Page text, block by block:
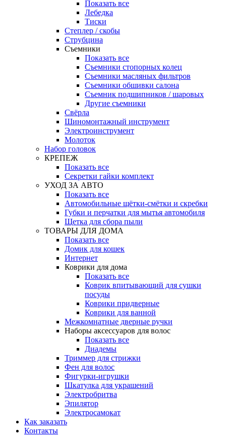
Показать все
Лебедка
Тиски
Степлер / скобы
Струбцина
Съемники
Показать все
Съемники стопорных колец
Съемники масляных фильтров
Съемники обшивки салона
Съемник подшипников / шаровых
Другие съемники
Свёрла
Шиномонтажный инструмент
Электроинструмент
Молоток
Набор головок
КРЕПЕЖ
Показать все
Секретки гайки комплект
УХОД ЗА АВТО
Показать все
Автомобильные щётки-смётки и скребки
Губки и перчатки для мытья автомобиля
Щетка для сбора пыли
ТОВАРЫ ДЛЯ ДОМА
Показать все
Домик для кошек
Интернет
Коврики для дома
Показать все
Коврик впитывающий для сушки
посуды
Коврики придверные
Коврики для ванной
Межкомнатные дверные ручки
Наборы аксессуаров для волос
Показать все
Диадемы
Триммер для стрижки
Фен для волос
Фигурки-игрушки
Шкатулка для украшений
Электробритва
Эпилятор
Электросамокат
Как заказать
Контакты